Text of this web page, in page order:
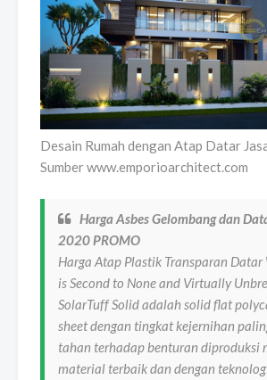
Desain Rumah dengan Atap Datar
Sumber www.emporioarchitect.com
Harga Asbes Gelombang dan
2020 PROMO
Harga Atap Plastik Transparan
is Second to None and Virtually
SolarTuff Solid adalah solid flat
sheet dengan tingkat kejernihan
tahan terhadap benturan diproduksi
material terbaik dan dengan